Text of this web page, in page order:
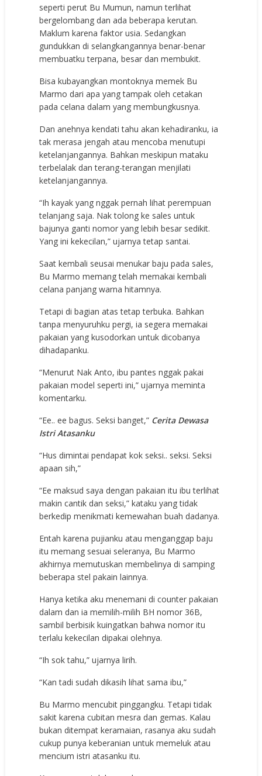
seperti perut Bu Mumun, namun terlihat
bergelombang dan ada beberapa kerutan.
Maklum karena faktor usia. Sedangkan
gundukkan di selangkangannya benar-benar
membuatku terpana, besar dan membukit.
Bisa kubayangkan montoknya memek Bu
Marmo dari apa yang tampak oleh cetakan
pada celana dalam yang membungkusnya.
Dan anehnya kendati tahu akan kehadiranku, ia
tak merasa jengah atau mencoba menutupi
ketelanjangannya. Bahkan meskipun mataku
terbelalak dan terang-terangan menjilati
ketelanjangannya.
“Ih kayak yang nggak pernah lihat perempuan
telanjang saja. Nak tolong ke sales untuk
bajunya ganti nomor yang lebih besar sedikit.
Yang ini kekecilan,” ujarnya tetap santai.
Saat kembali seusai menukar baju pada sales,
Bu Marmo memang telah memakai kembali
celana panjang warna hitamnya.
Tetapi di bagian atas tetap terbuka. Bahkan
tanpa menyuruhku pergi, ia segera memakai
pakaian yang kusodorkan untuk dicobanya
dihadapanku.
“Menurut Nak Anto, ibu pantes nggak pakai
pakaian model seperti ini,” ujarnya meminta
komentarku.
“Ee.. ee bagus. Seksi banget,” Cerita Dewasa
Istri Atasanku
“Hus dimintai pendapat kok seksi.. seksi. Seksi
apaan sih,”
“Ee maksud saya dengan pakaian itu ibu terlihat
makin cantik dan seksi,” kataku yang tidak
berkedip menikmati kemewahan buah dadanya.
Entah karena pujianku atau menganggap baju
itu memang sesuai seleranya, Bu Marmo
akhirnya memutuskan membelinya di samping
beberapa stel pakain lainnya.
Hanya ketika aku menemani di counter pakaian
dalam dan ia memilih-milih BH nomor 36B,
sambil berbisik kuingatkan bahwa nomor itu
terlalu kekecilan dipakai olehnya.
“Ih sok tahu,” ujarnya lirih.
“Kan tadi sudah dikasih lihat sama ibu,”
Bu Marmo mencubit pinggangku. Tetapi tidak
sakit karena cubitan mesra dan gemas. Kalau
bukan ditempat keramaian, rasanya aku sudah
cukup punya keberanian untuk memeluk atau
mencium istri atasanku itu.